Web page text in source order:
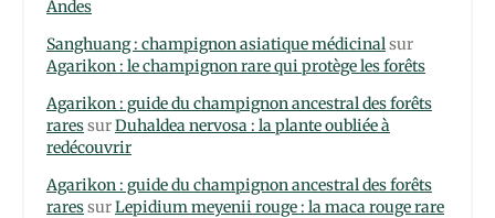
Andes
Sanghuang : champignon asiatique médicinalsur
Agarikon : le champignon rare qui protège les forêts
Agarikon : guide du champignon ancestral des forêts
raressurDuhaldea nervosa : la plante oubliée à
redécouvrir
Agarikon : guide du champignon ancestral des forêts
raressurLepidium meyenii rouge : la maca rouge rare